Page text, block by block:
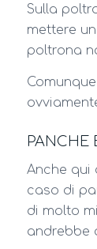
Sulla
mettere
poltrona
PANCHE
Anche qui
caso di
di molto
andrebbe